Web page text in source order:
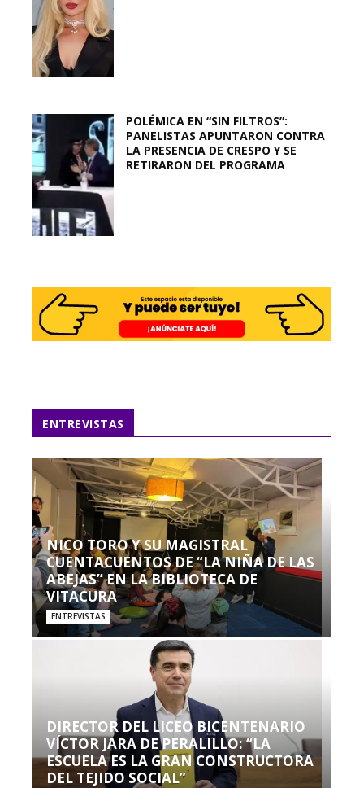
POLÉMICA EN “SIN FILTROS”:
PANELISTAS APUNTARON CONTRA
LA PRESENCIA DE CRESPO Y SE
RETIRARON DEL PROGRAMA
ENTREVISTAS
NICO TORO Y SU MAGISTRAL
CUENTACUENTOS DE “LA NIÑA DE LAS
ABEJAS” EN LA BIBLIOTECA DE
VITACURA
ENTREVISTAS
DIRECTOR DEL LICEO BICENTENARIO
VÍCTOR JARA DE PERALILLO: “LA
ESCUELA ES LA GRAN CONSTRUCTORA
DEL TEJIDO SOCIAL”